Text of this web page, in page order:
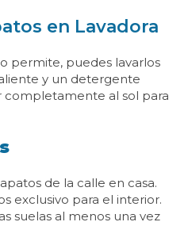
en Lavadora
permite, puedes lavarlos
y un detergente
completamente al sol para
de la calle en casa.
exclusivo para el interior.
suelas al menos una vez